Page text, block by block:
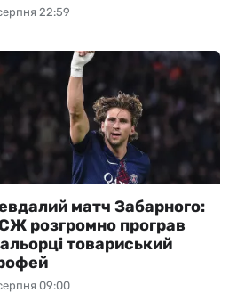
22:59
09:00
матч Забарного:
розгромно програв
товариський